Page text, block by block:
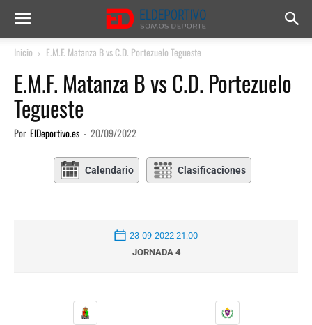
Inicio E.M.F. Matanza B vs C.D. Portezuelo Tegueste
E.M.F. Matanza B vs C.D. Portezuelo
Tegueste
Por ElDeportivo.es - 20/09/2022
Calendario Clasificaciones
23-09-2022 21:00
JORNADA 4